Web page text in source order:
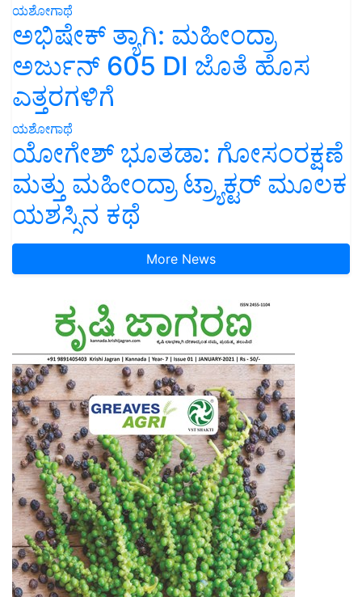
ಯಶೋಗಾಥೆ
ಅಭಿಷೇಕ್ ತ್ಯಾಗಿ: ಮಹೀಂದ್ರಾ
ಅರ್ಜುನ್ 605 DI ಜೊತೆ ಹೊಸ
ಎತ್ತರಗಳಿಗೆ
ಯಶೋಗಾಥೆ
ಯೋಗೇಶ್ ಭೂತಡಾ: ಗೋಸಂರಕ್ಷಣೆ
ಮತ್ತು ಮಹೀಂದ್ರಾ ಟ್ರ್ಯಾಕ್ಟರ್ ಮೂಲಕ
ಯಶಸ್ಸಿನ ಕಥೆ
More News